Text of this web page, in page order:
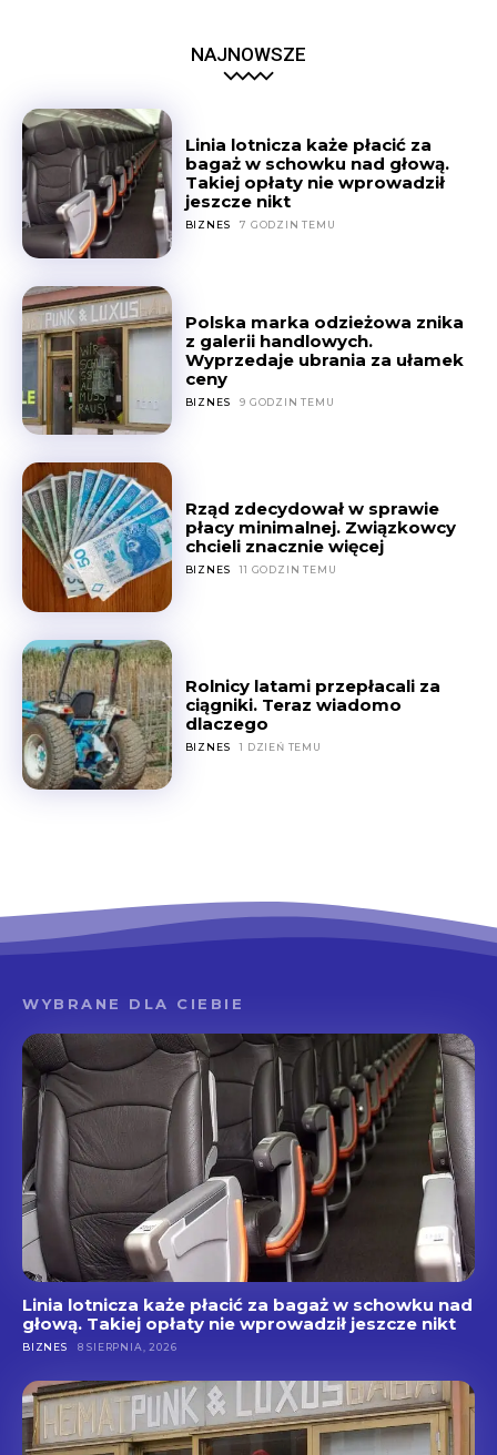
NAJNOWSZE
Linia lotnicza każe płacić za
bagaż w schowku nad głową.
Takiej opłaty nie wprowadził
jeszcze nikt
BIZNES 7 GODZIN TEMU
Polska marka odzieżowa znika
z galerii handlowych.
Wyprzedaje ubrania za ułamek
ceny
BIZNES 9 GODZIN TEMU
Rząd zdecydował w sprawie
płacy minimalnej. Związkowcy
chcieli znacznie więcej
BIZNES 11 GODZIN TEMU
Rolnicy latami przepłacali za
ciągniki. Teraz wiadomo
dlaczego
BIZNES 1 DZIEŃ TEMU
WYBRANE DLA CIEBIE
Linia lotnicza każe płacić za bagaż w schowku nad
głową. Takiej opłaty nie wprowadził jeszcze nikt
BIZNES 8 SIERPNIA, 2026